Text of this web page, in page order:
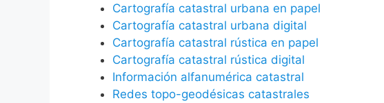
Cartografía catastral urbana en papel
Cartografía catastral urbana digital
Cartografía catastral rústica en papel
Cartografía catastral rústica digital
Información alfanumérica catastral
Redes topo-geodésicas catastrales